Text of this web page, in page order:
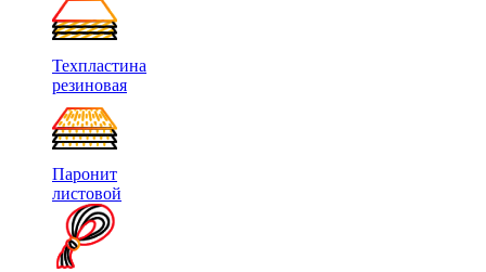
Техпластина
резиновая
Паронит
листовой